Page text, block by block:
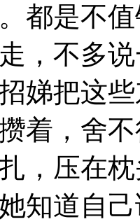
都是不
，不多说
把这些
着，舍
，压在
道自己